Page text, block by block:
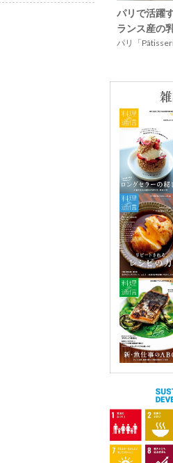
パリで活躍
ランス産の
パリ「